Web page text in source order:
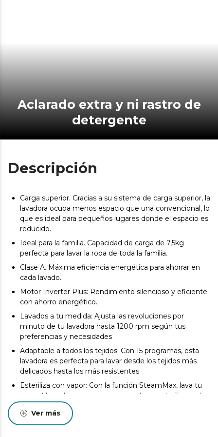
Aclarado extra y ni rastro de
detergente
Descripción
Carga superior. Gracias a su sistema de carga superior, la
lavadora ocupa menos espacio que una convencional, lo
que es ideal para pequeños lugares donde el espacio es
reducido.
Ideal para la familia. Capacidad de carga de 7,5kg
perfecta para lavar la ropa de toda la familia.
Clase A. Máxima eficiencia energética para ahorrar en
cada lavado.
Motor Inverter Plus: Rendimiento silencioso y eficiente
con ahorro energético.
Lavados a tu medida: Ajusta las revoluciones por
minuto de tu lavadora hasta 1200 rpm según tus
preferencias y necesidades
Adaptable a todos los tejidos: Con 15 programas, esta
lavadora es perfecta para lavar desde los tejidos más
delicados hasta los más resistentes
Esteriliza con vapor: Con la función SteamMax, lava tu
ropa utilizando un vapor que envuelve y esteriliza cada
Programa el lavado y olvídate. La función DelayStart de
Ver más